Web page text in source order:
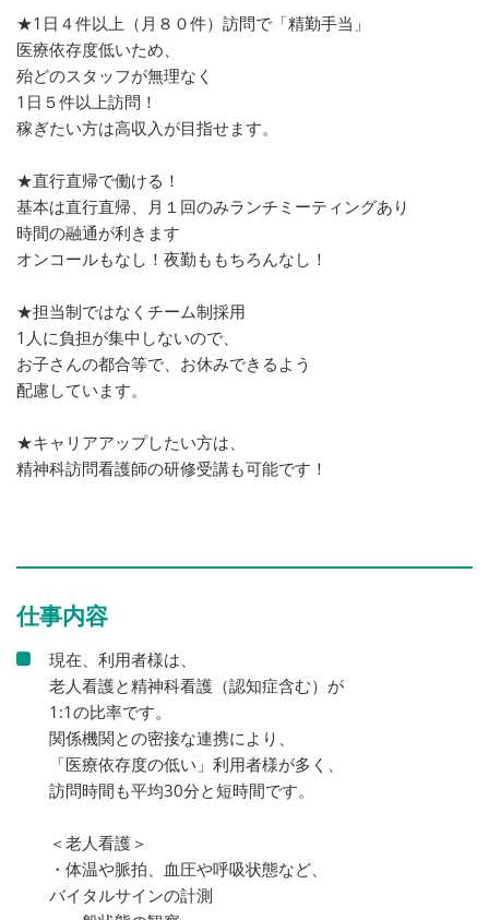
★1日４件以上（月８０件）訪問で「精勤手当」
医療依存度低いため、
殆どのスタッフが無理なく
1日５件以上訪問！
稼ぎたい方は高収入が目指せます。
★直行直帰で働ける！
基本は直行直帰、月１回のみランチミーティングあり
時間の融通が利きます
オンコールもなし！夜勤ももちろんなし！
★担当制ではなくチーム制採用
1人に負担が集中しないので、
お子さんの都合等で、お休みできるよう
配慮しています。
★キャリアアップしたい方は、
精神科訪問看護師の研修受講も可能です！
仕事内容
現在、利用者様は、
老人看護と精神科看護（認知症含む）が
1:1の比率です。
関係機関との密接な連携により、
「医療依存度の低い」利用者様が多く、
訪問時間も平均30分と短時間です。
＜老人看護＞
・体温や脈拍、血圧や呼吸状態など、
バイタルサインの計測